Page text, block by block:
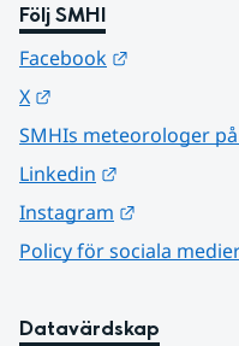
Följ SMHI
Facebook
X
SMHIs meteorologer på
Linkedin
Instagram
Policy för sociala
Datavärdskap